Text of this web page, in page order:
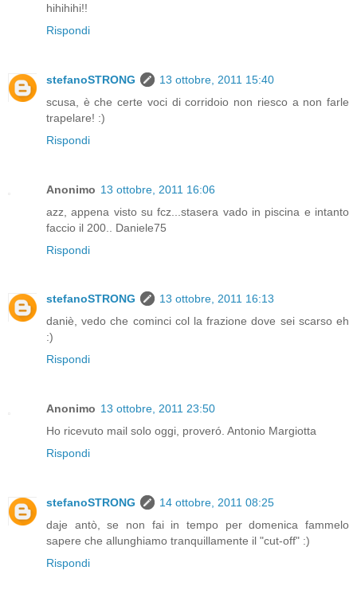
hihihihi!!
Rispondi
stefanoSTRONG
13 ottobre, 2011 15:40
scusa, è che certe voci di corridoio non riesco a non farle
trapelare! :)
Rispondi
Anonimo 13 ottobre, 2011 16:06
azz, appena visto su fcz...stasera vado in piscina e intanto
faccio il 200.. Daniele75
Rispondi
stefanoSTRONG
13 ottobre, 2011 16:13
daniè, vedo che cominci col la frazione dove sei scarso eh
:)
Rispondi
Anonimo 13 ottobre, 2011 23:50
Ho ricevuto mail solo oggi, proveró. Antonio Margiotta
Rispondi
stefanoSTRONG
14 ottobre, 2011 08:25
daje antò, se non fai in tempo per domenica fammelo
sapere che allunghiamo tranquillamente il "cut-off" :)
Rispondi